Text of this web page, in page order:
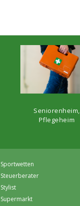
Seniorenheim,
Pflegeheim
Sportwetten
Steuerberater
Stylist
Supermarkt